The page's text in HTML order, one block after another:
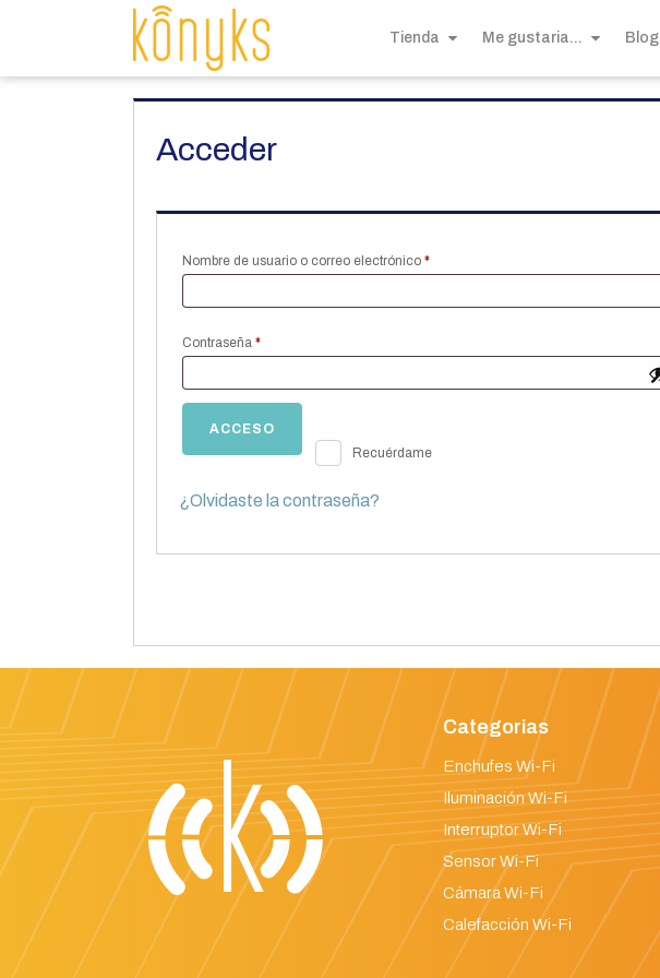
Tienda Me gustaria... Blog
Acceder
Nombre de usuario o correo electrónico *Obligatorio
Contraseña *Obligatorio
Recuérdame
ACCESO
¿Olvidaste la contraseña?
Categorias
Enchufes Wi-Fi
Iluminación Wi-Fi
Interruptor Wi-Fi
Sensor Wi-Fi
Cámara Wi-Fi
Calefacción Wi-Fi